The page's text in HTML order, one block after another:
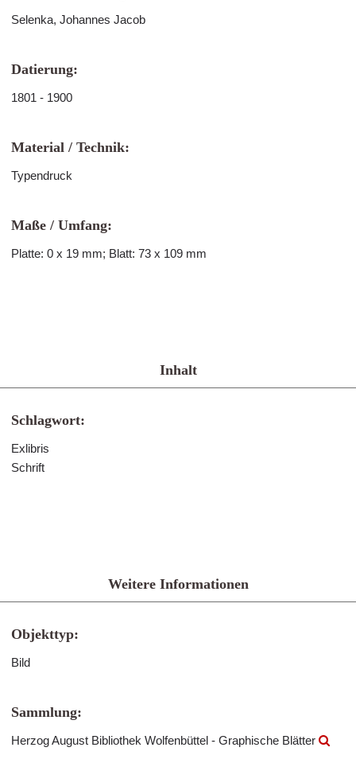
Selenka, Johannes Jacob
Datierung:
1801 - 1900
Material / Technik:
Typendruck
Maße / Umfang:
Platte: 0 x 19 mm; Blatt: 73 x 109 mm
Inhalt
Schlagwort:
Exlibris
Schrift
Weitere Informationen
Objekttyp:
Bild
Sammlung:
Herzog August Bibliothek Wolfenbüttel - Graphische Blätter